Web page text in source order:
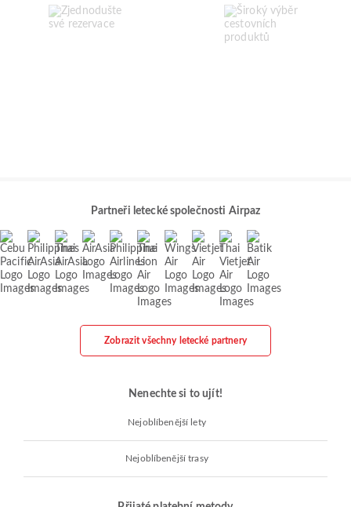
Partneři letecké společnosti Airpaz
Zobrazit všechny letecké partnery
Nenechte si to ujít!
Nejoblíbenější lety
Nejoblíbenější trasy